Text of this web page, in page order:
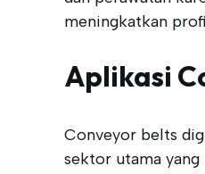
meningkatkan
Aplikasi
Conveyor belts
sektor utama